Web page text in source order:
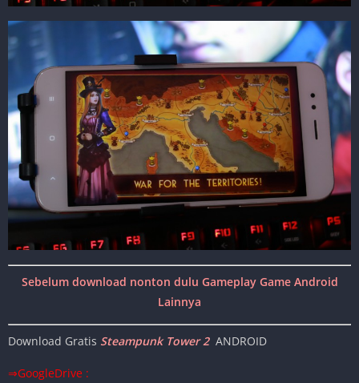
Sebelum download nonton dulu Gameplay Game Android
Lainnya
Download Gratis Steampunk Tower 2 ANDROID
⇒GoogleDrive :